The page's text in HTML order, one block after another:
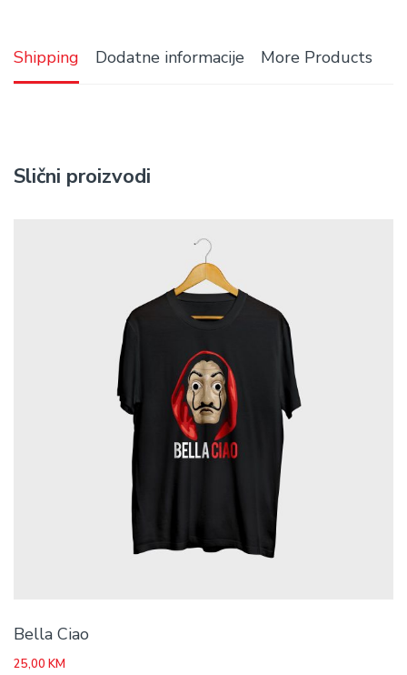
Shipping Dodatne informacije More Products
Slični proizvodi
Bella Ciao
25,00 KM